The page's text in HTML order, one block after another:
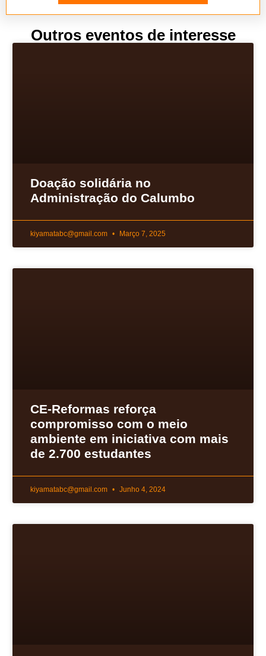
Outros eventos de interesse
Doação solidária no
Administração do Calumbo
kiyamatabc@gmail.com Março 7, 2025
CE-Reformas reforça
compromisso com o meio
ambiente em iniciativa com mais
de 2.700 estudantes
kiyamatabc@gmail.com Junho 4, 2024